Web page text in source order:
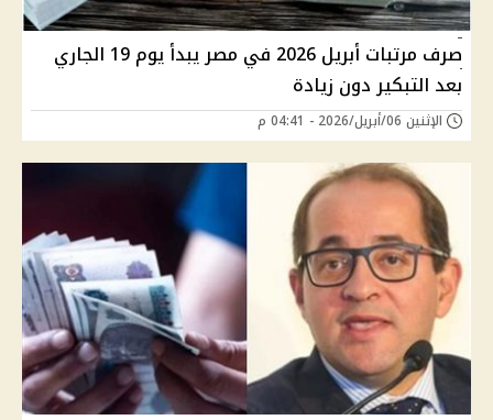
صرف مرتبات أبريل 2026 في مصر يبدأ يوم 19 الجاري
بعد التبكير دون زيادة
الإثنين 06/أبريل/2026 - 04:41 م